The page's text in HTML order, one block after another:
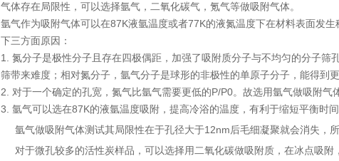
气体存在局限性，可以选择氩气，二氧化碳气，氪气等做吸附气体。
氩气作为吸附气体可以在87K液氩温度或者77K的液氮温度下在材料表面发
下三方面原因：
1. 氮分子是极性分子且存在四极偶距，加强了吸附质分子与不均匀的分子
筛带来难度；相对氮分子，氩气分子是球形的非极性的单原子分子，能得到
2. 对于一个确定的孔宽，氮气比氩气需要更低的P/P0。故选用氩气做吸附
3. 氩气可以选在87K的液氩温度吸附，提高冷浴的温度，有利于缩短平衡时间
氩气做吸附气体测试其局限性在于孔径大于12nm后毛细凝聚就会消失，所
对于微孔较多的活性炭样品，可以选择用二氧化碳做吸附质，在冰点吸附